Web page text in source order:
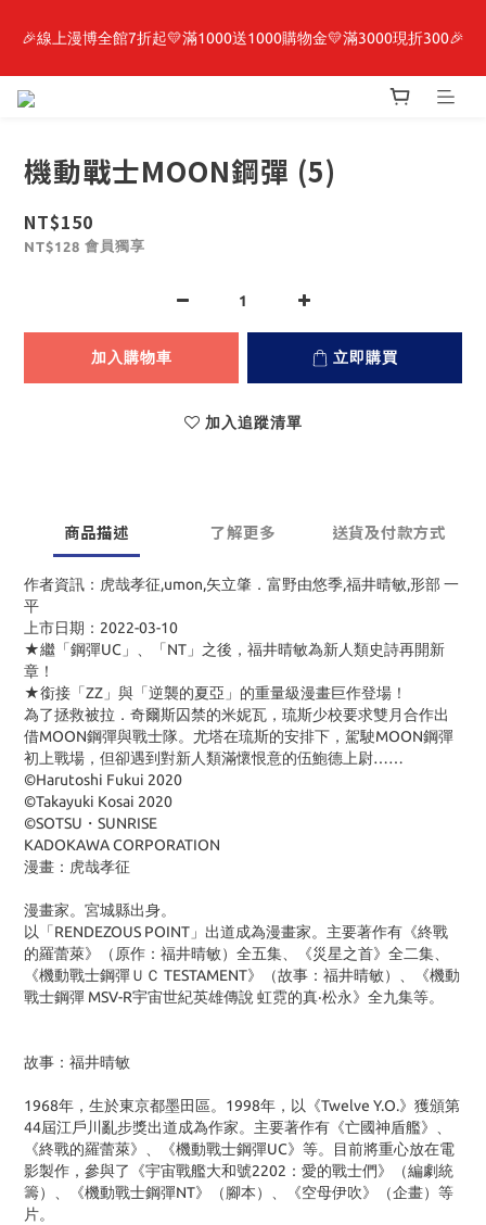
最新開賣🔥「全知讀者視角」 周邊商品
🎉線上漫博全館7折起💛滿1000送1000購物金💛滿3000現折300🎉
【抽籤堂】 影之強者、你又被殺了呢，偵探大人、約會大作戰、
最新開賣🔥「全知讀者視角」 周邊商品
機動戰士MOON鋼彈 (5)
NT$150
NT$128 會員獨享
加入購物車 立即購買
加入追蹤清單
商品描述 了解更多 送貨及付款方式
作者資訊：虎哉孝征,umon,矢立肇．富野由悠季,福井晴敏,形部 一
平
上市日期：2022-03-10
★繼「鋼彈UC」、「NT」之後，福井晴敏為新人類史詩再開新
章！
★銜接「ZZ」與「逆襲的夏亞」的重量級漫畫巨作登場！
為了拯救被拉．奇爾斯囚禁的米妮瓦，琉斯少校要求雙月合作出
借MOON鋼彈與戰士隊。尤塔在琉斯的安排下，駕駛MOON鋼彈
初上戰場，但卻遇到對新人類滿懷恨意的伍鮑德上尉……
©Harutoshi Fukui 2020
©Takayuki Kosai 2020
©SOTSU・SUNRISE
KADOKAWA CORPORATION
漫畫：虎哉孝征
漫畫家。宮城縣出身。
以「RENDEZOUS POINT」出道成為漫畫家。主要著作有《終戰
的羅蕾萊》（原作：福井晴敏）全五集、《災星之首》全二集、
《機動戰士鋼彈ＵＣ TESTAMENT》（故事：福井晴敏）、《機動
戰士鋼彈 MSV-R宇宙世紀英雄傳說 虹霓的真‧松永》全九集等。
故事：福井晴敏
1968年，生於東京都墨田區。1998年，以《Twelve Y.O.》獲頒第
44屆江戶川亂步獎出道成為作家。主要著作有《亡國神盾艦》、
《終戰的羅蕾萊》、《機動戰士鋼彈UC》等。目前將重心放在電
影製作，參與了《宇宙戰艦大和號2202：愛的戰士們》（編劇統
籌）、《機動戰士鋼彈NT》（腳本）、《空母伊吹》（企畫）等
片。